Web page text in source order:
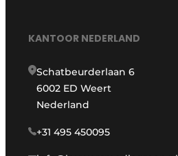
KANTOOR NEDERLAND
Schatbeurderlaan 6
6002 ED Weert
Nederland
+31 495 450095